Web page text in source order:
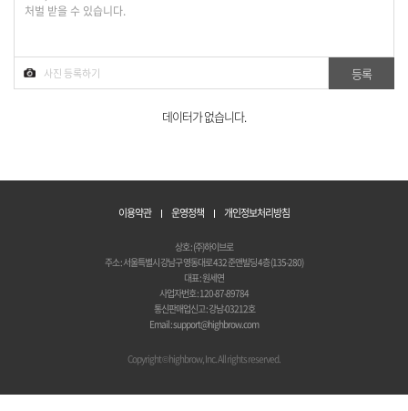
데이터가 없습니다.
이용약관 운영정책 개인정보처리방침
상호 : (주)하이브로
주소 : 서울특별시 강남구 영동대로 432 준앤빌딩 4층 (135-280)
대표 : 원세연
사업자번호 : 120-87-89784
통신판매업신고 : 강남-03212호
Email : support@highbrow.com
Copyright © highbrow, Inc. All rights reserved.